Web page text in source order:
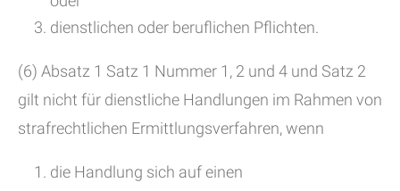
dienstlichen oder beruflichen Pflichten.
(6) Absatz 1 Satz 1 Nummer 1, 2 und 4 und Satz 2
gilt nicht für dienstliche Handlungen im Rahmen von
strafrechtlichen Ermittlungsverfahren, wenn
die Handlung sich auf einen